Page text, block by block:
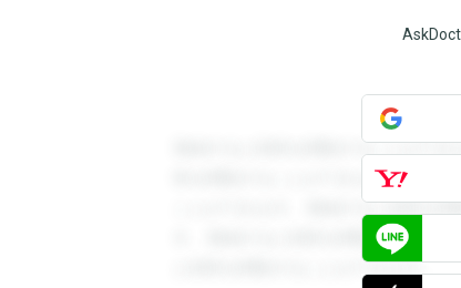
登録すると回答を閲覧することがで
答を閲覧することができます。登録
ことができます。登録すると回答を
す。登録すると回答を閲覧すること
と回答を閲覧することができます。